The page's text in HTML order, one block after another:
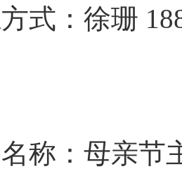
式：徐珊
称：母亲节